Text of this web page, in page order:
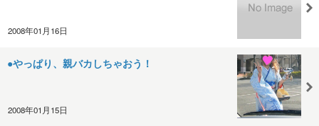
2008年01月16日
●やっぱり、親バカしちゃおう！
2008年01月15日